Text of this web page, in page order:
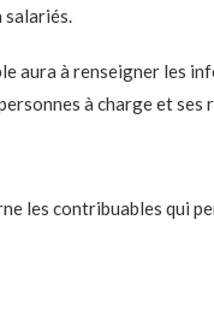
salariés.
aura à renseigner les
à charge et ses
les contribuables qui